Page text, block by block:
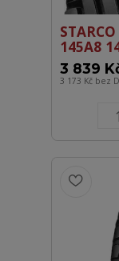
145A8
3 839
3 173 Kč bez